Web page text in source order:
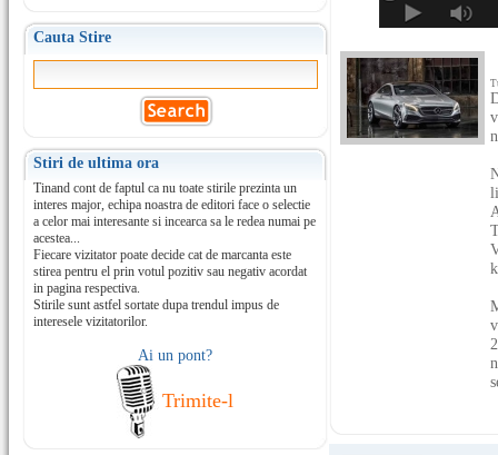
Cauta Stire
Stiri de ultima ora
Tinand cont de faptul ca nu toate stirile prezinta un
interes major, echipa noastra de editori face o selectie
a celor mai interesante si incearca sa le redea numai pe
acestea...
Fiecare vizitator poate decide cat de marcanta este
stirea pentru el prin votul pozitiv sau negativ acordat
in pagina respectiva.
Stirile sunt astfel sortate dupa trendul impus de
interesele vizitatorilor.
Ai un pont?
Trimite-l